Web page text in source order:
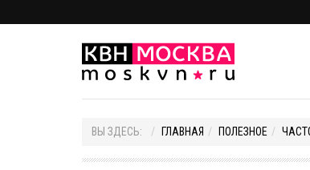
ВЫ ЗДЕСЬ: ГЛАВНАЯ ПОЛЕЗНОЕ